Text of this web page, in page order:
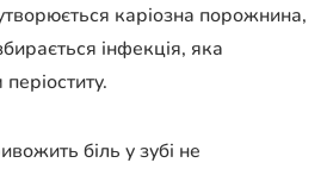
каріозна порожнина,
інфекція, яка
біль у зубі не